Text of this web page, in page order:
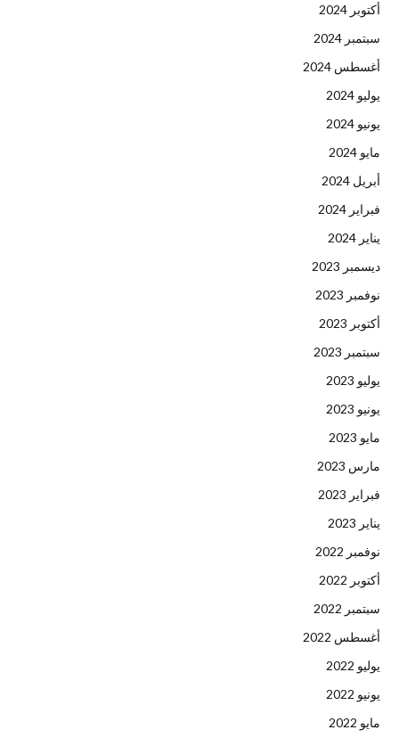
أكتوبر 2024
سبتمبر 2024
أغسطس 2024
يوليو 2024
يونيو 2024
مايو 2024
أبريل 2024
فبراير 2024
يناير 2024
ديسمبر 2023
نوفمبر 2023
أكتوبر 2023
سبتمبر 2023
يوليو 2023
يونيو 2023
مايو 2023
مارس 2023
فبراير 2023
يناير 2023
نوفمبر 2022
أكتوبر 2022
سبتمبر 2022
أغسطس 2022
يوليو 2022
يونيو 2022
مايو 2022